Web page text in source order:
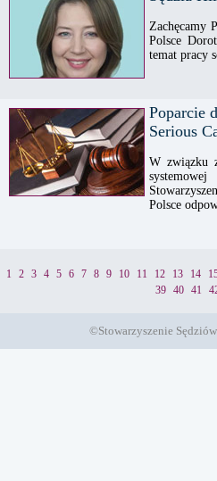
Zachęcamy
Polsce
temat pracy
Poparcie
Serious
W związku
Polsce
1 2 3 4 5 6 7 8 9 10 11 12 13 14
39
40 41
©Stowarzyszenie